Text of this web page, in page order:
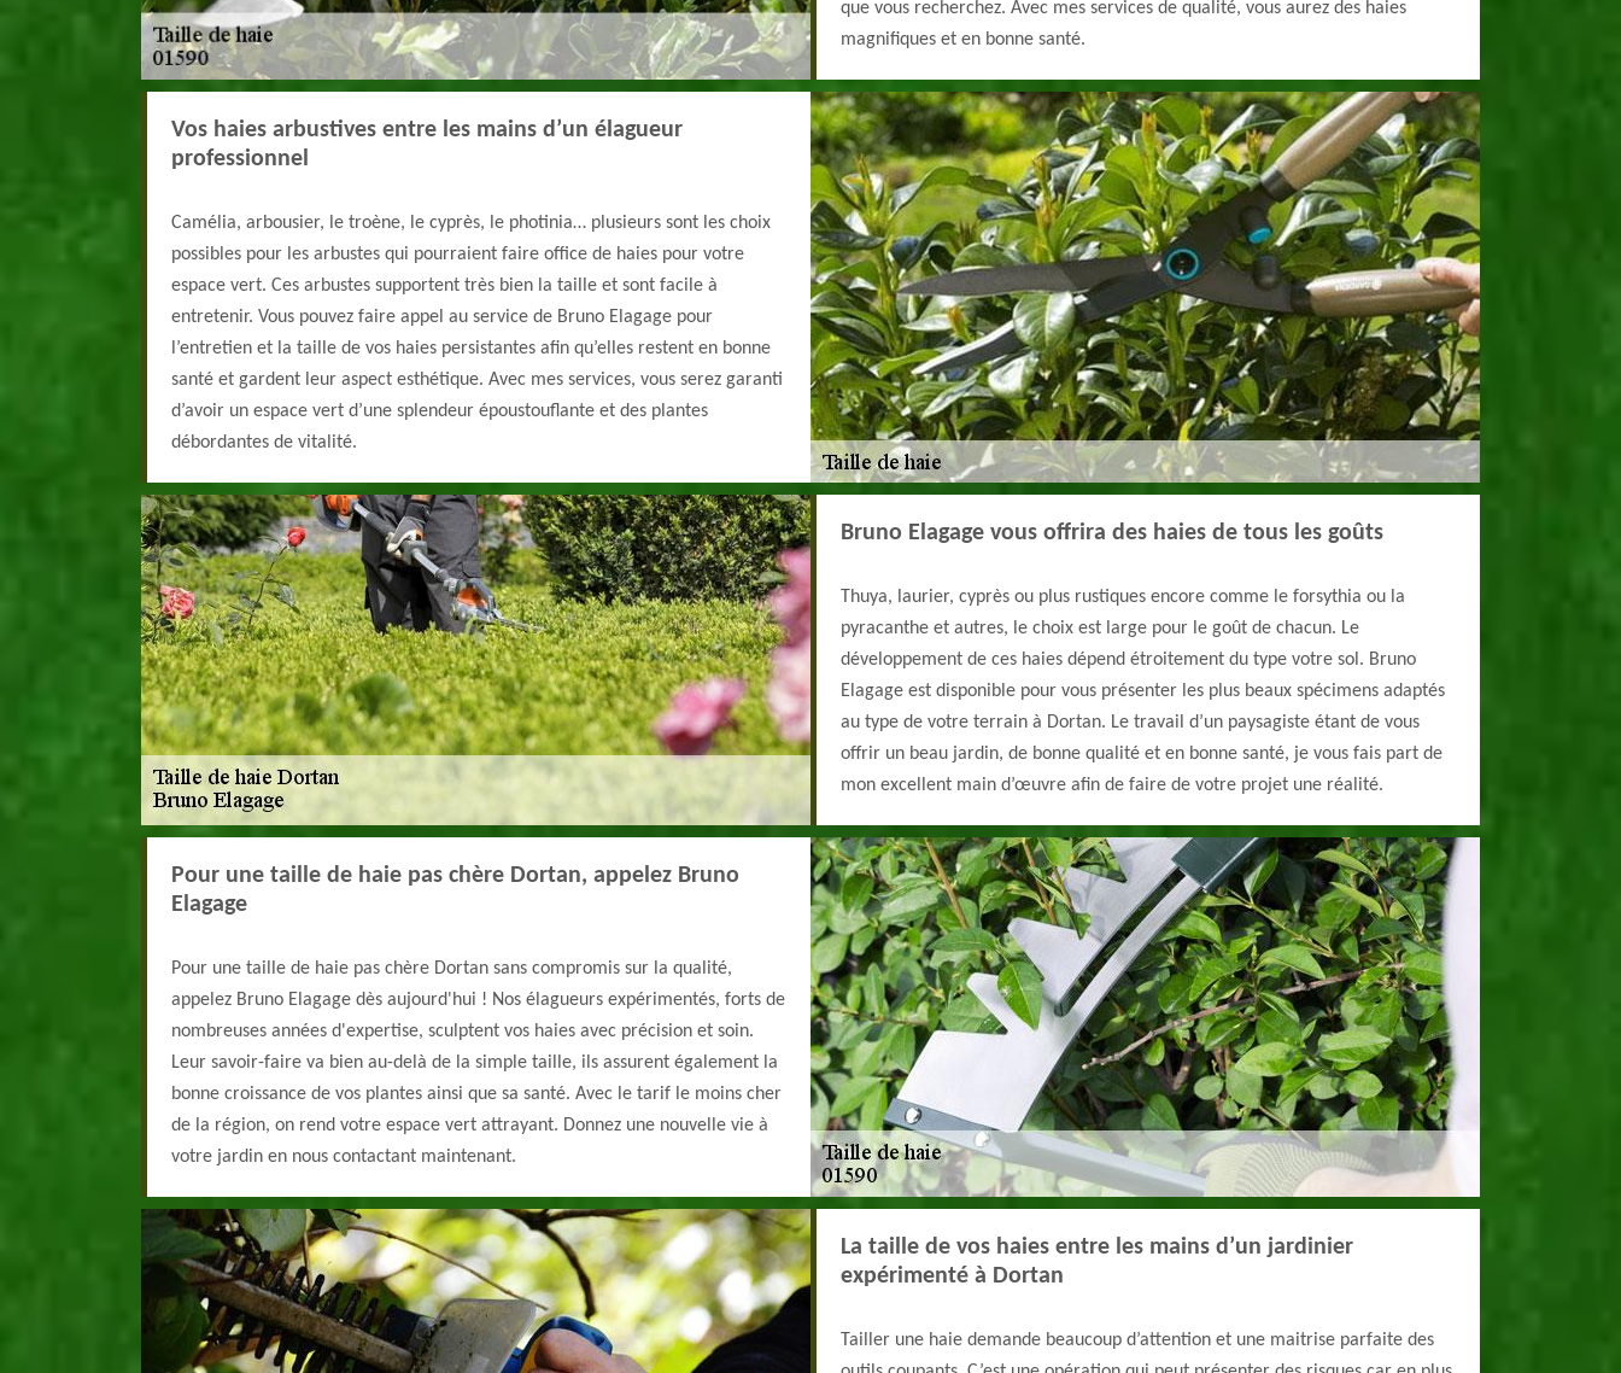
que vous recherchez. Avec mes services de qualité, vous aurez des haies
magnifiques et en bonne santé.
Vos haies arbustives entre les mains d’un élagueur
professionnel
Camélia, arbousier, le troène, le cyprès, le photinia… plusieurs sont les choix
possibles pour les arbustes qui pourraient faire office de haies pour votre
espace vert. Ces arbustes supportent très bien la taille et sont facile à
entretenir. Vous pouvez faire appel au service de Bruno Elagage pour
l’entretien et la taille de vos haies persistantes afin qu’elles restent en bonne
santé et gardent leur aspect esthétique. Avec mes services, vous serez garanti
d’avoir un espace vert d’une splendeur époustouflante et des plantes
débordantes de vitalité.
Bruno Elagage vous offrira des haies de tous les goûts
Thuya, laurier, cyprès ou plus rustiques encore comme le forsythia ou la
pyracanthe et autres, le choix est large pour le goût de chacun. Le
développement de ces haies dépend étroitement du type votre sol. Bruno
Elagage est disponible pour vous présenter les plus beaux spécimens adaptés
au type de votre terrain à Dortan. Le travail d’un paysagiste étant de vous
offrir un beau jardin, de bonne qualité et en bonne santé, je vous fais part de
mon excellent main d’œuvre afin de faire de votre projet une réalité.
Pour une taille de haie pas chère Dortan, appelez Bruno
Elagage
Pour une taille de haie pas chère Dortan sans compromis sur la qualité,
appelez Bruno Elagage dès aujourd'hui ! Nos élagueurs expérimentés, forts de
nombreuses années d'expertise, sculptent vos haies avec précision et soin.
Leur savoir-faire va bien au-delà de la simple taille, ils assurent également la
bonne croissance de vos plantes ainsi que sa santé. Avec le tarif le moins cher
de la région, on rend votre espace vert attrayant. Donnez une nouvelle vie à
votre jardin en nous contactant maintenant.
La taille de vos haies entre les mains d’un jardinier
expérimenté à Dortan
Tailler une haie demande beaucoup d’attention et une maitrise parfaite des